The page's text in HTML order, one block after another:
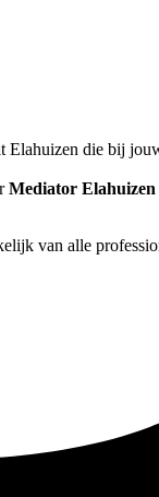
Elahuizen die bij
Mediator Elahuizen
van alle